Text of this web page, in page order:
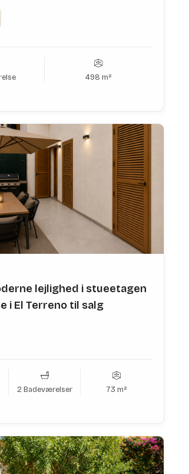
498 m²
lejlighed i stueetagen
i El Terreno til salg
2 Badeværelser 73 m²